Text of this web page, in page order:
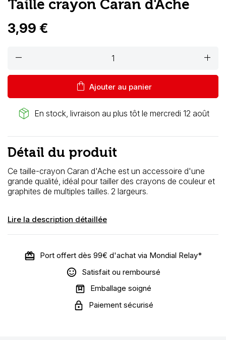
Taille crayon Caran d'Ache
3,99 €
remove add
shopping_bag Ajouter au panier
package_2 En stock, livraison au plus tôt le mercredi 12 août
Détail du produit
Ce taille-crayon Caran d'Ache est un accessoire d'une
grande qualité, idéal pour tailler des crayons de couleur et
graphites de multiples tailles. 2 largeurs.
Lire la description détaillée
Port offert dès 99€ d'achat via Mondial Relay*
Satisfait ou remboursé
Emballage soigné
Paiement sécurisé